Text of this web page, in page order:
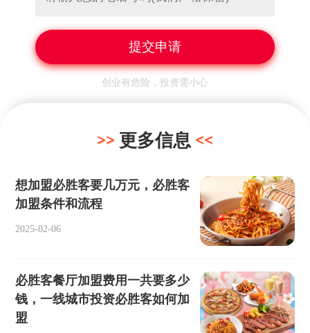
创业有危险，投资需小心
更多信息
想加盟必胜客要几万元，必胜客
加盟条件和流程
2025-02-06
必胜客餐厅加盟费用一共要多少
钱，一线城市投资必胜客如何加
盟